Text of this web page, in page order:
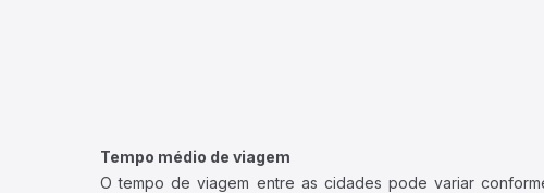
Tempo médio de viagem
O tempo de viagem entre as cidades pode variar